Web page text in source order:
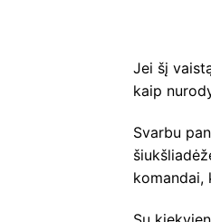
Jei šį
kaip
Svarbu
komandai,